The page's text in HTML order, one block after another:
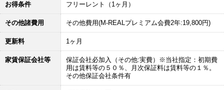
お得条件 フリーレント（1ヶ月）
その他諸費用 その他費用(M-REALプレミアム会費2年:19,800円)
更新料 1ヶ月
家賃保証会社等
保証会社必加入（その他:実費）※当社指定：初期費
用は賃料等の５０％、月次保証料は賃料等の１％。
その他保証会社条件有